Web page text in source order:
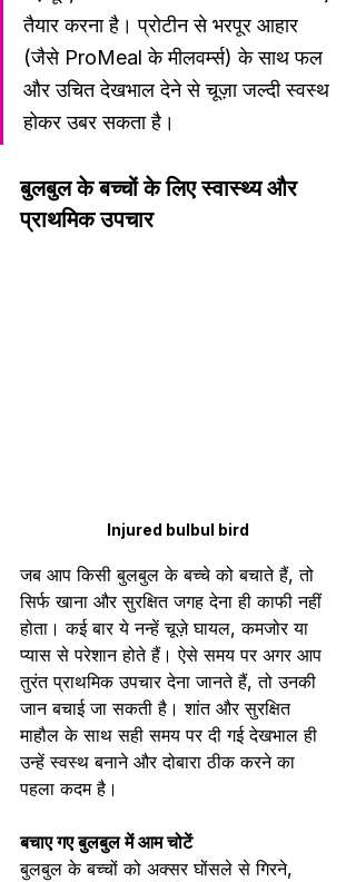
तैयार करना है। प्रोटीन से भरपूर आहार
(जैसे ProMeal के मीलवर्म्स) के साथ फल
और उचित देखभाल देने से चूज़ा जल्दी स्वस्थ
होकर उबर सकता है।
बुलबुल के बच्चों के लिए स्वास्थ्य और
प्राथमिक उपचार
Injured bulbul bird
जब आप किसी बुलबुल के बच्चे को बचाते हैं, तो
सिर्फ खाना और सुरक्षित जगह देना ही काफी नहीं
होता। कई बार ये नन्हें चूज़े घायल, कमजोर या
प्यास से परेशान होते हैं। ऐसे समय पर अगर आप
तुरंत प्राथमिक उपचार देना जानते हैं, तो उनकी
जान बचाई जा सकती है। शांत और सुरक्षित
माहौल के साथ सही समय पर दी गई देखभाल ही
उन्हें स्वस्थ बनाने और दोबारा ठीक करने का
पहला कदम है।
बचाए गए बुलबुल में आम चोटें
बुलबुल के बच्चों को अक्सर घोंसले से गिरने,